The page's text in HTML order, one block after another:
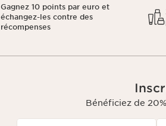
Gagnez 10 points par euro et
échangez-les contre des
récompenses
Bénéficiez de